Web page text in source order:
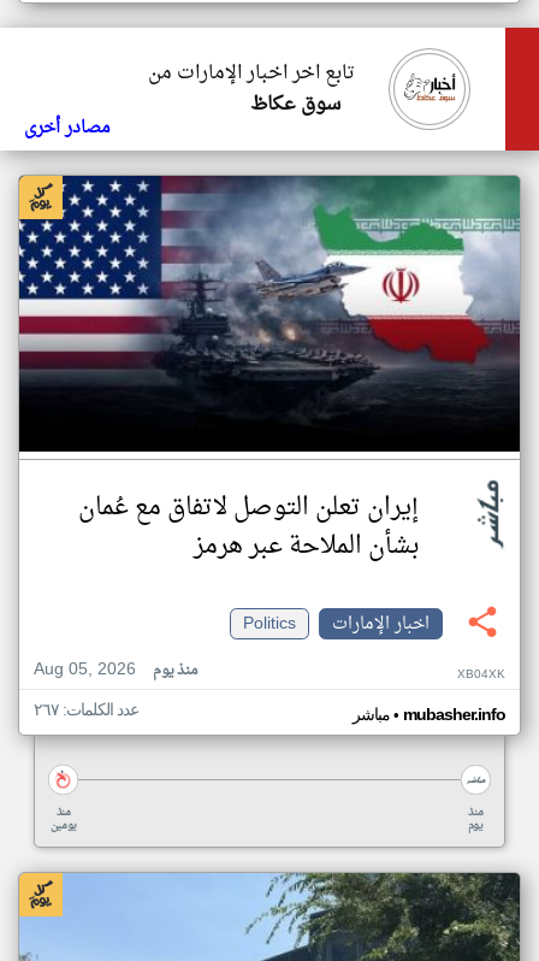
تابع اخر اخبار الإمارات من
سوق عكاظ
مصادر أخرى
إيران تعلن التوصل لاتفاق مع عُمان
بشأن الملاحة عبر هرمز
اخبار الإمارات
Politics
Aug 05, 2026
منذ يوم XB04XK
مباشر• mubasher.info عدد الكلمات: ٢٦٧
منذ
يومين
منذ
يوم